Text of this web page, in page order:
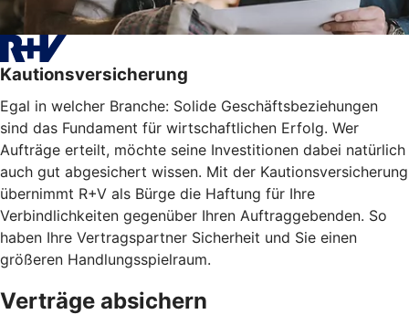
Kautionsversicherung
Egal in welcher Branche: Solide Geschäftsbeziehungen
sind das Fundament für wirtschaftlichen Erfolg. Wer
Aufträge erteilt, möchte seine Investitionen dabei natürlich
auch gut abgesichert wissen. Mit der Kautionsversicherung
übernimmt R+V als Bürge die Haftung für Ihre
Verbindlichkeiten gegenüber Ihren Auftraggebenden. So
haben Ihre Vertragspartner Sicherheit und Sie einen
größeren Handlungsspielraum.
Verträge absichern